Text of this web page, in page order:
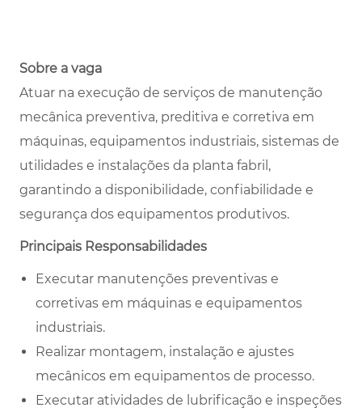
Sobre a vaga
Atuar na execução de serviços de manutenção
mecânica preventiva, preditiva e corretiva em
máquinas, equipamentos industriais, sistemas de
utilidades e instalações da planta fabril,
garantindo a disponibilidade, confiabilidade e
segurança dos equipamentos produtivos.
Principais Responsabilidades
Executar manutenções preventivas e
corretivas em máquinas e equipamentos
industriais.
Realizar montagem, instalação e ajustes
mecânicos em equipamentos de processo.
Executar atividades de lubrificação e inspeções